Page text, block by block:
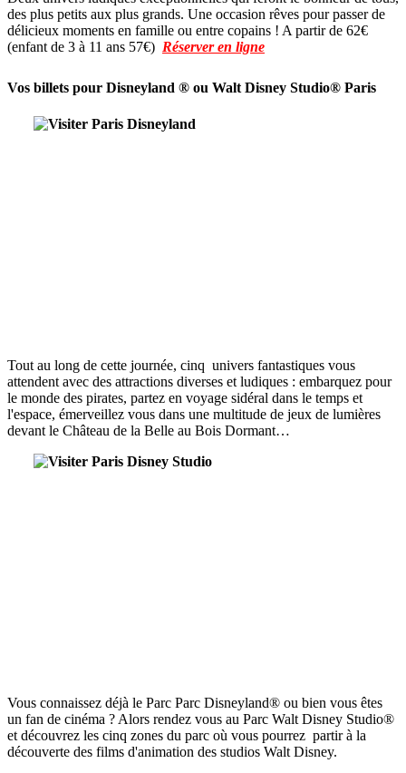
des plus petits aux plus grands. Une occasion rêves pour passer de
délicieux moments en famille ou entre copains ! A partir de 62€
(enfant de 3 à 11 ans 57€) Réserver en ligne
Vos billets pour Disneyland ® ou Walt Disney Studio® Paris
Tout au long de cette journée, cinq univers fantastiques vous
attendent avec des attractions diverses et ludiques : embarquez pour
le monde des pirates, partez en voyage sidéral dans le temps et
l'espace, émerveillez vous dans une multitude de jeux de lumières
devant le Château de la Belle au Bois Dormant…
Vous connaissez déjà le Parc Parc Disneyland® ou bien vous êtes
un fan de cinéma ? Alors rendez vous au Parc Walt Disney Studio®
et découvrez les cinq zones du parc où vous pourrez partir à la
découverte des films d'animation des studios Walt Disney.